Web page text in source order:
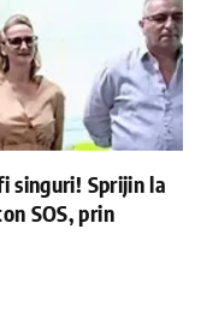
singuri! Sprijin la
SOS, prin